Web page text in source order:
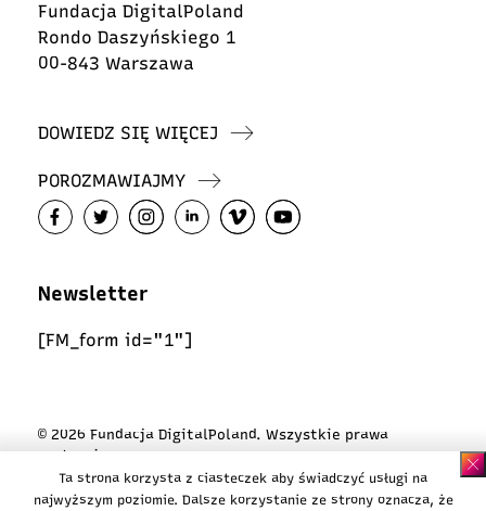
Fundacja DigitalPoland
Rondo Daszyńskiego 1
00-843 Warszawa
DOWIEDZ SIĘ WIĘCEJ
POROZMAWIAJMY
Newsletter
[FM_form id="1"]
© 2026 Fundacja DigitalPoland. Wszystkie prawa
zastrzeżone
Polityka ciasteczek
Ta strona korzysta z ciasteczek aby świadczyć usługi na
najwyższym poziomie. Dalsze korzystanie ze strony oznacza, że